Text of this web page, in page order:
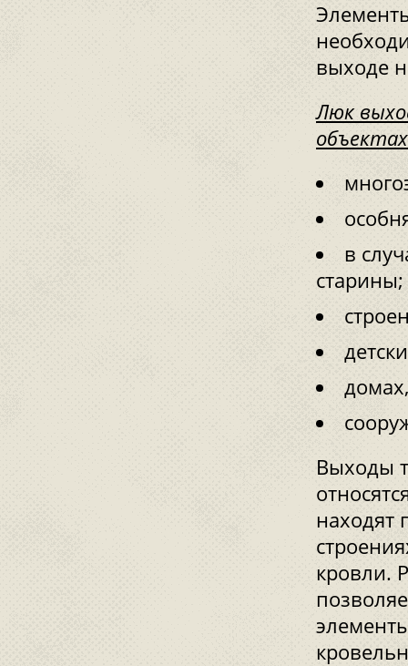
выходе
Люк
в
старины;
Выходы
кровли.